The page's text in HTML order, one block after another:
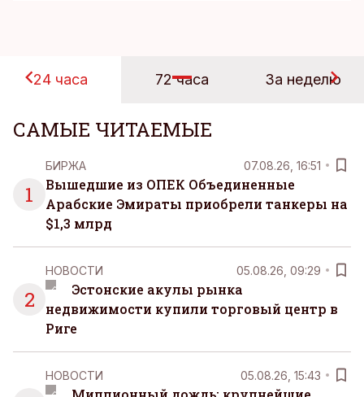
24 часа 72 часа За неделю
САМЫЕ ЧИТАЕМЫЕ
1
БИРЖА 07.08.26, 16:51
Вышедшие из ОПЕК Объединенные
Арабские Эмираты приобрели танкеры на
$1,3 млрд
2
НОВОСТИ 05.08.26, 09:29
Эстонские акулы рынка
недвижимости купили торговый центр в
Риге
НОВОСТИ 05.08.26, 15:43